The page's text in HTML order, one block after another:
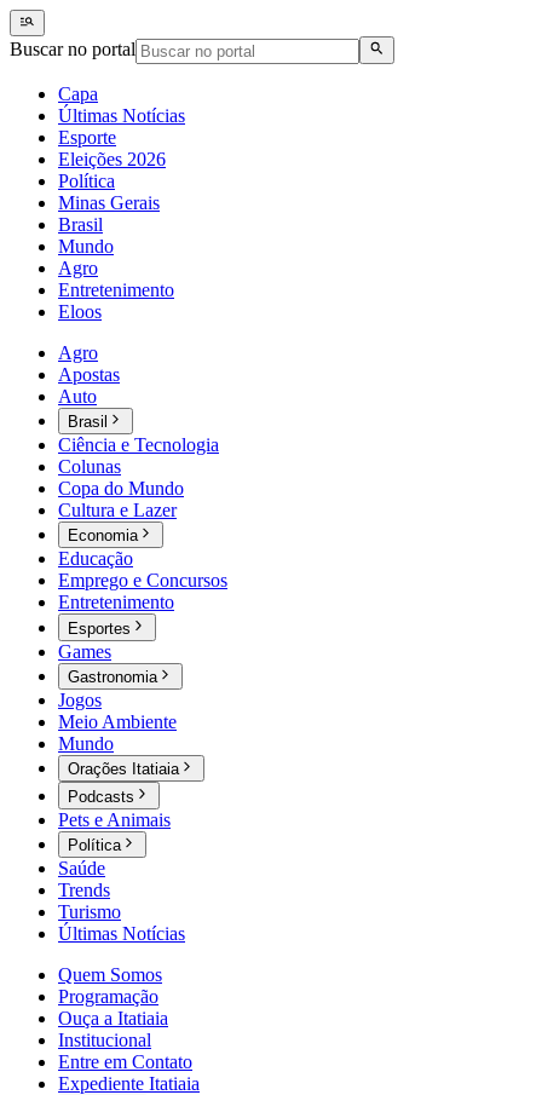
Buscar no portal
Capa
Últimas Notícias
Esporte
Eleições 2026
Política
Minas Gerais
Brasil
Mundo
Agro
Entretenimento
Eloos
Agro
Apostas
Auto
Brasil
Ciência e Tecnologia
Colunas
Copa do Mundo
Cultura e Lazer
Economia
Educação
Emprego e Concursos
Entretenimento
Esportes
Games
Gastronomia
Jogos
Meio Ambiente
Mundo
Orações Itatiaia
Podcasts
Pets e Animais
Política
Saúde
Trends
Turismo
Últimas Notícias
Quem Somos
Programação
Ouça a Itatiaia
Institucional
Entre em Contato
Expediente Itatiaia